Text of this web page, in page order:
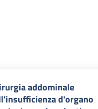
addominale
d'organo